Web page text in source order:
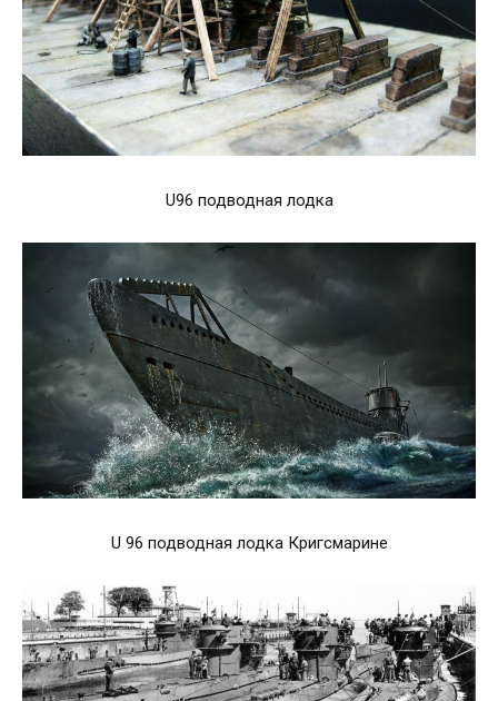
U96 подводная лодка
U 96 подводная лодка Кригсмарине